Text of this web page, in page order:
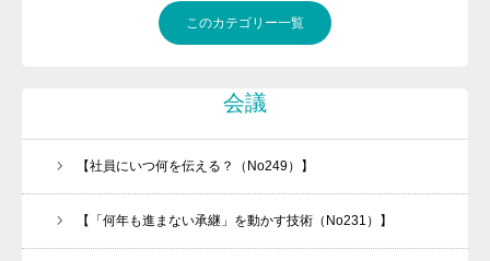
このカテゴリー一覧
会議
【社員にいつ何を伝える？（No249）】
【「何年も進まない承継」を動かす技術（No231）】